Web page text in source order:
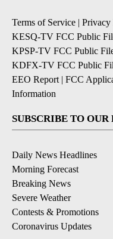
Terms of Service | Privacy
KESQ-TV FCC Public
KPSP-TV FCC Public
KDFX-TV FCC Public
EEO Report | FCC
Information
SUBSCRIBE TO
Daily News Headlines
Morning Forecast
Breaking News
Severe Weather
Contests & Promotions
Coronavirus Updates